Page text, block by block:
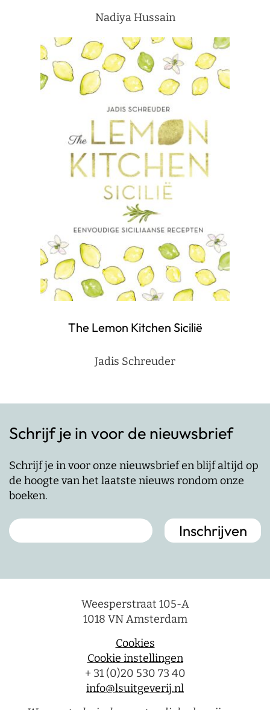
Nadiya Hussain
The Lemon Kitchen Sicilië
Jadis Schreuder
Schrijf je in voor de nieuwsbrief
Schrijf je in voor onze nieuwsbrief en blijf altijd op
de hoogte van het laatste nieuws rondom onze
boeken.
Weesperstraat 105-A
1018 VN Amsterdam
Cookies
Cookie instellingen
+ 31 (0)20 530 73 40
info@lsuitgeverij.nl